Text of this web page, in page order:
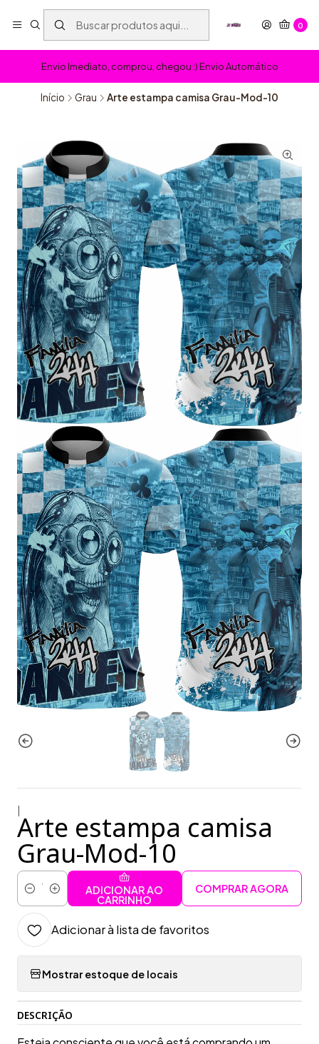
0
Envio Imediato, comprou, chegou :) Envio Automático
Início Grau Arte estampa camisa Grau-Mod-10
Arte estampa camisa
Grau-Mod-10
Quantidade
ADICIONAR AO
CARRINHO
COMPRAR AGORA
Adicionar à lista de favoritos
Mostrar estoque de locais
DESCRIÇÃO